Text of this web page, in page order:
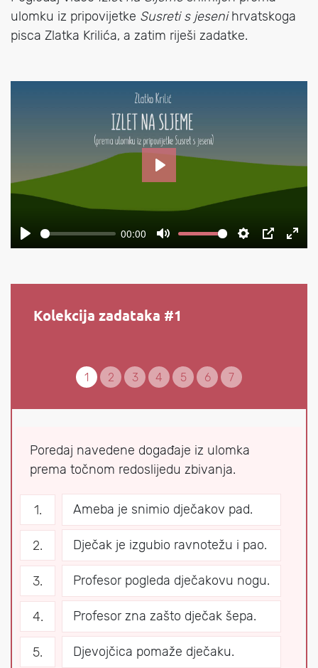
ulomku iz pripovijetke Susreti s jesenihrvatskoga
pisca Zlatka Krilića, a zatim riješi zadatke.
00:00
Pokreni
Kolekcija zadataka #1
1 2 3 4 5 6 7
Poredaj navedene događaje iz ulomka
prema točnom redoslijedu zbivanja.
Ameba je snimio dječakov pad.
Dječak je izgubio ravnotežu i pao.
Profesor pogleda dječakovu nogu.
Profesor zna zašto dječak šepa.
Djevojčica pomaže dječaku.